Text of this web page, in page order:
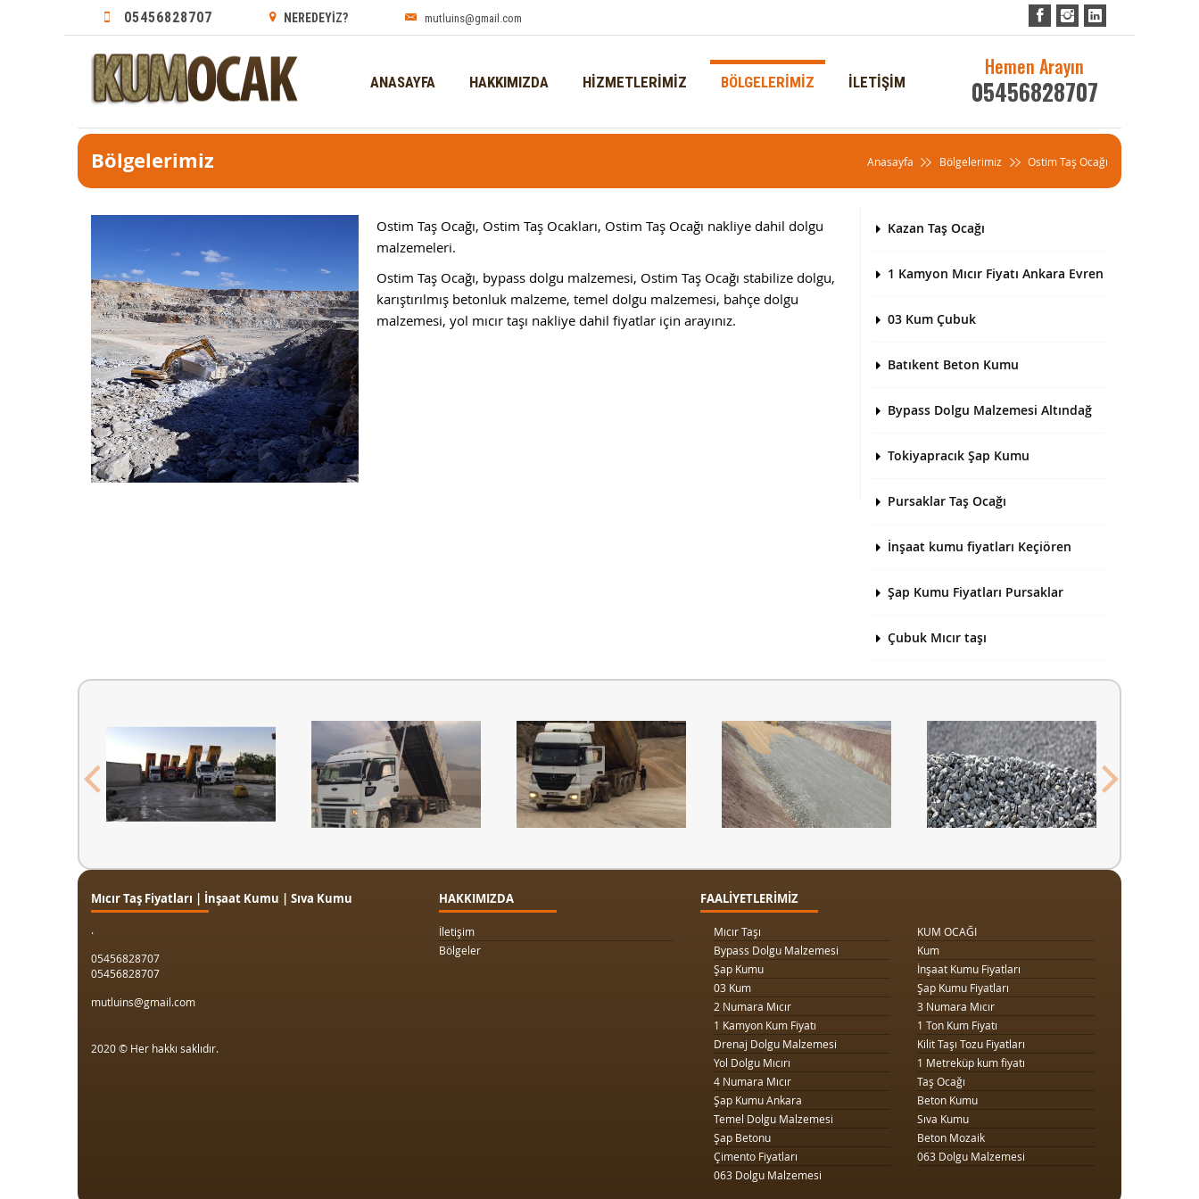
05456828707 NEREDEYİZ? mutluins@gmail.com
ANASAYFA HAKKIMIZDA HİZMETLERİMİZ BÖLGELERİMİZ İLETİŞİM
Hemen Arayın
05456828707
Bölgelerimiz Anasayfa Bölgelerimiz Ostim Taş Ocağı
Ostim Taş Ocağı, Ostim Taş Ocakları, Ostim Taş Ocağı nakliye dahil dolgu
malzemeleri.
Ostim Taş Ocağı, bypass dolgu malzemesi, Ostim Taş Ocağı stabilize dolgu,
karıştırılmış betonluk malzeme, temel dolgu malzemesi, bahçe dolgu
malzemesi, yol mıcır taşı nakliye dahil fiyatlar için arayınız.
Kazan Taş Ocağı
1 Kamyon Mıcır Fiyatı Ankara Evren
03 Kum Çubuk
Batıkent Beton Kumu
Bypass Dolgu Malzemesi Altındağ
Tokiyapracık Şap Kumu
Pursaklar Taş Ocağı
İnşaat kumu fiyatları Keçiören
Şap Kumu Fiyatları Pursaklar
Çubuk Mıcır taşı
Mıcır Taş Fiyatları | İnşaat Kumu | Sıva Kumu
.
05456828707
05456828707
mutluins@gmail.com
2020 © Her hakkı saklıdır.
HAKKIMIZDA
İletişim
Bölgeler
FAALİYETLERİMİZ
Mıcır Taşı
KUM OCAĞI
Bypass Dolgu Malzemesi
Kum
Şap Kumu
İnşaat Kumu Fiyatları
03 Kum
Şap Kumu Fiyatları
2 Numara Mıcır
3 Numara Mıcır
1 Kamyon Kum Fiyatı
1 Ton Kum Fiyatı
Drenaj Dolgu Malzemesi
Kilit Taşı Tozu Fiyatları
Yol Dolgu Mıcırı
1 Metreküp kum fiyatı
4 Numara Mıcır
Taş Ocağı
Şap Kumu Ankara
Beton Kumu
Temel Dolgu Malzemesi
Sıva Kumu
Şap Betonu
Beton Mozaik
Çimento Fiyatları
063 Dolgu Malzemesi
063 Dolgu Malzemesi